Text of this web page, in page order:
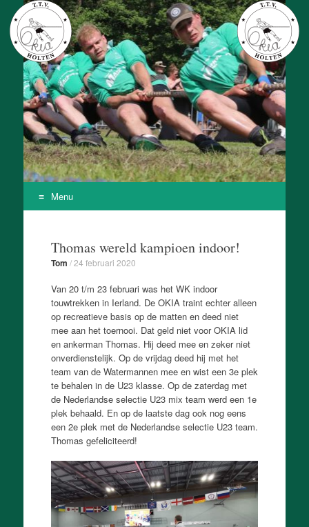
T.T.V. Okia
Onze Kracht Is Achteruit
Menu
contentThomas wereld kampioen indoor!
Tom /24 februari 2020
Van 20 t/m 23 februari was het WK indoor
touwtrekken in Ierland. De OKIA traint echter alleen
op recreatieve basis op de matten en deed niet
mee aan het toernooi. Dat geld niet voor OKIA lid
en ankerman Thomas. Hij deed mee en zeker niet
onverdienstelijk. Op de vrijdag deed hij met het
team van de Watermannen mee en wist een 3e plek
te behalen in de U23 klasse. Op de zaterdag met
de Nederlandse selectie U23 mix team werd een 1e
plek behaald. En op de laatste dag ook nog eens
een 2e plek met de Nederlandse selectie U23 team.
Thomas gefeliciteerd!